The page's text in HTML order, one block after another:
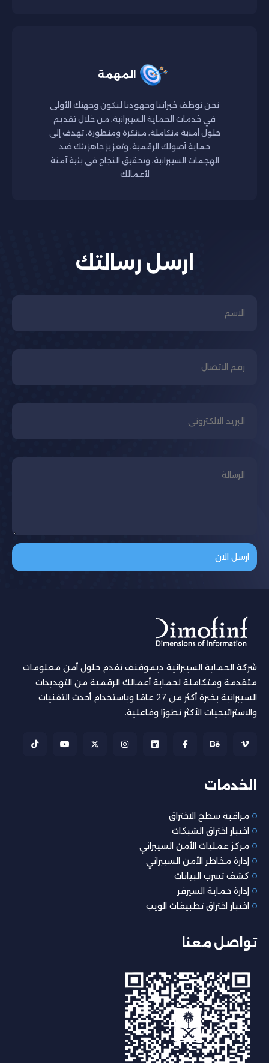
المهمة
نحن نوظف خبراتنا وجهودنا لنكون وجهتك الأولى
في خدمات الحماية السيبرانية، من خلال تقديم
حلول أمنية متكاملة، مبتكرة ومتطورة، تهدف إلى
حماية أصولك الرقمية، وتعزيز جاهزيتك ضد
الهجمات السيبرانية، وتحقيق النجاح في بئية آمنة
لأعمالك
ارسل رسالتك
شركة الحماية السيبرانية ديموفنف تقدم حلول أمن معلومات
متقدمة ومتكاملة لحماية أعمالك الرقمية من التهديدات
السيبرانية بخبرة أكثر من 27 عامًا وباستخدام أحدث التقنيات
والاستراتيجيات الأكثر تطورًا وفاعلية.
الخدمات
مراقبة سطح الاختراق
اختبار اختراق الشبكات
مركز عمليات الأمن السيبراني
إدارة مخاطر الأمن السيبراني
كشف تسرب البيانات
إدارة حماية السيرفر
اختبار اختراق تطبيقات الويب
تواصل معنا